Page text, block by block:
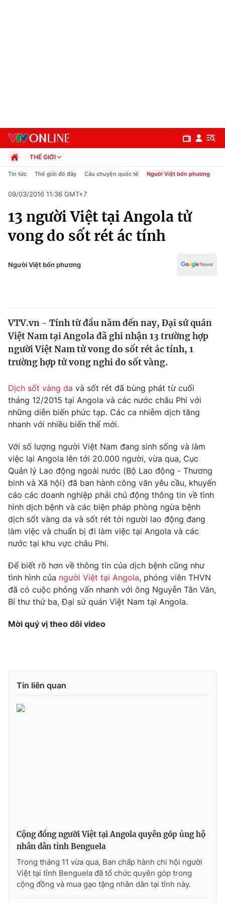
Chính trị
Thế giới
Tin tức
Thế giới đó đây
Câu chuyện quốc tế
Tài chính
Thị trường
Dữ liệu và đời sống
Phim VTV
Hậu trường
Nhân vật
Khán giả
Giải sao mai
Giải trí
Điện ảnh
Âm nhạc
Sao
Đời sống
Du lịch
Làm đẹp
Giáo dục
Tuyển sinh
Học trực tuyến
Công nghệ
Hitech Công nghệ tương lai
Sản phẩm
Tư vấn
Giao lưu trực tuyến
Lịch phát sóng
VTV4 Vươn mình bằng AI
VTV9 VTV8
THẾ GIỚI
Chính trị
Pháp luật
Kinh tế
Thể thao
Truyền hình
Y tế
Tin tức Thế giới đó đây Câu chuyện quốc tế Người Việt bốn phương
09/03/2016 11:36 GMT+7
13 người Việt tại Angola tử
vong do sốt rét ác tính
Người Việt bốn phương
VTV.vn - Tính từ đầu năm đến nay, Đại sứ quán
Việt Nam tại Angola đã ghi nhận 13 trường hợp
người Việt Nam tử vong do sốt rét ác tính, 1
trường hợp tử vong nghi do sốt vàng.
Dịch sốt vàng da và sốt rét đã bùng phát từ cuối
tháng 12/2015 tại Angola và các nước châu Phi với
những diễn biến phức tạp. Các ca nhiễm dịch tăng
nhanh với nhiều biến thể mới.
Với số lượng người Việt Nam đang sinh sống và làm
việc lại Angola lên tới 20.000 người, vừa qua, Cục
Quản lý Lao động ngoài nước (Bộ Lao động - Thương
binh và Xã hội) đã ban hành công văn yêu cầu, khuyến
cáo các doanh nghiệp phải chủ động thông tin về tình
hình dịch bệnh và các biện pháp phòng ngừa bệnh
dịch sốt vàng da và sốt rét tới người lao động đang
làm việc và chuẩn bị đi làm việc tại Angola và các
nước tại khu vực châu Phi.
Để biết rõ hơn về thông tin của dịch bệnh cũng như
tình hình của người Việt tại Angola, phóng viên THVN
đã có cuộc phỏng vấn nhanh với ông Nguyễn Tân Văn,
Bí thư thứ ba, Đại sứ quán Việt Nam tại Angola.
Mời quý vị theo dõi video
Tin liên quan
Cộng đồng người Việt tại Angola quyên góp ủng hộ
nhân dân tỉnh Benguela
Trong tháng 11 vừa qua, Ban chấp hành chi hội người
Việt tại tỉnh Benguela đã tổ chức quyên góp trong
cộng đồng và mua gạo tặng nhân dân tại tỉnh này.